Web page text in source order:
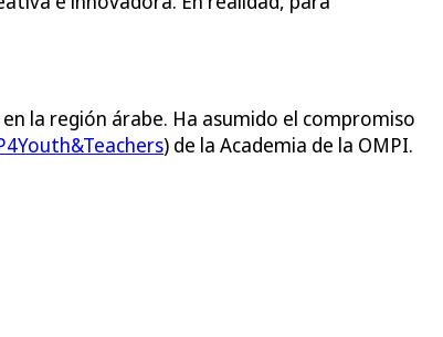
la región árabe. Ha asumido el compromiso
) de la Academia de la OMPI.